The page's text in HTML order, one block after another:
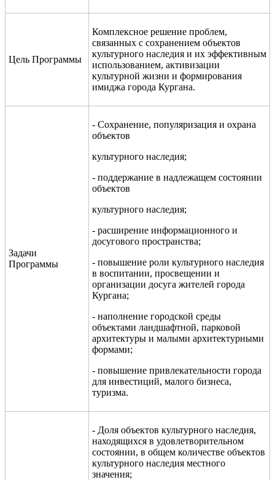
Цель Программы
Комплексное решение проблем,
связанных с сохранением объектов
культурного наследия и их эффективным
использованием, активизации
культурной жизни и формирования
имиджа города Кургана.
Задачи
Программы
- Сохранение, популяризация и охрана
объектов
культурного наследия;
- поддержание в надлежащем состоянии
объектов
культурного наследия;
- расширение информационного и
досугового пространства;
- повышение роли культурного наследия
в воспитании, просвещении и
организации досуга жителей города
Кургана;
- наполнение городской среды
объектами ландшафтной, парковой
архитектуры и малыми архитектурными
формами;
- повышение привлекательности города
для инвестиций, малого бизнеса,
туризма.
- Доля объектов культурного наследия,
находящихся в удовлетворительном
состоянии, в общем количестве объектов
культурного наследия местного
значения;